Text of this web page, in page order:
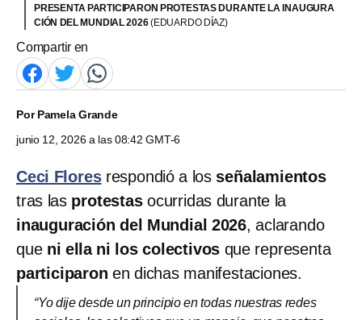
PRESENTA PARTICIPARON PROTESTAS DURANTE LA INAUGURA
CIÓN DEL MUNDIAL 2026(EDUARDO DÍAZ)
Compartir en
PorPamela Grande
junio 12, 2026 a las 08:42 GMT-6
Ceci Floresrespondió a los señalamientos
tras las protestasocurridas durante la
inauguración del Mundial 2026, aclarando
que ni ella ni los colectivos que representa
participaron en dichas manifestaciones.
“Yo dije desde un principio en todas nuestras redes